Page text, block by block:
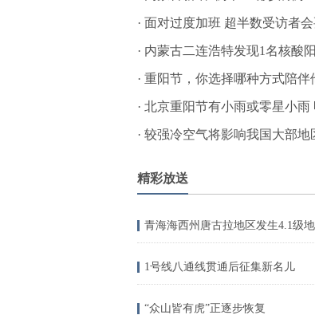
· 面对过度加班 超半数受访者
· 内蒙古二连浩特发现1名核酸
· 重阳节，你选择哪种方式陪伴
· 北京重阳节有小雨或零星小雨
· 较强冷空气将影响我国大部地
精彩放送
1号线八通线贯通后征集新名儿
“众山皆有虎”正逐步恢复